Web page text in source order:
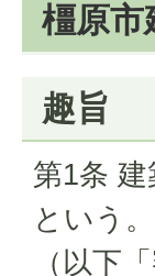
橿原市
趣旨
第1条
という
（以下